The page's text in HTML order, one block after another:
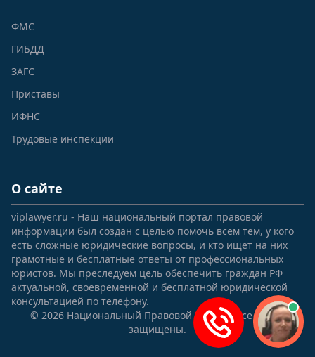
ФМС
ГИБДД
ЗАГС
Приставы
ИФНС
Трудовые инспекции
О сайте
viplawyer.ru - Наш национальный портал правовой
информации был создан с целью помочь всем тем, у кого
есть сложные юридические вопросы, и кто ищет на них
грамотные и бесплатные ответы от профессиональных
юристов. Мы преследуем цель обеспечить граждан РФ
актуальной, своевременной и бесплатной юридической
консультацией по телефону.
© 2026 Национальный Правовой Портал. Все права
защищены.